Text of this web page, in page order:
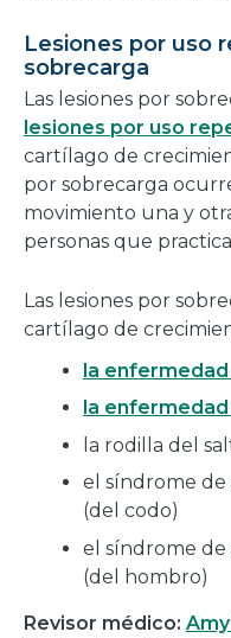
Lesiones por uso
sobrecarga
Las lesiones por
lesiones por uso
cartílago de
por sobrecarga
movimiento una y
personas que
Las lesiones por
cartílago de
la
la
la rodilla del
el síndrome de
(del codo)
el síndrome de
(del hombro)
Revisor médico: